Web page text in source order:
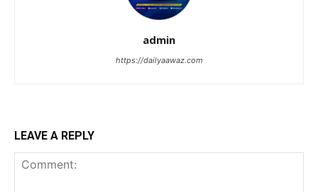
admin
https://dailyaawaz.com
LEAVE A REPLY